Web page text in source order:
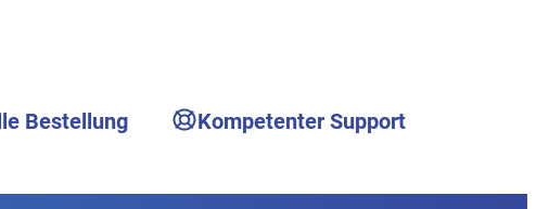
Bestellung Kompetenter Support